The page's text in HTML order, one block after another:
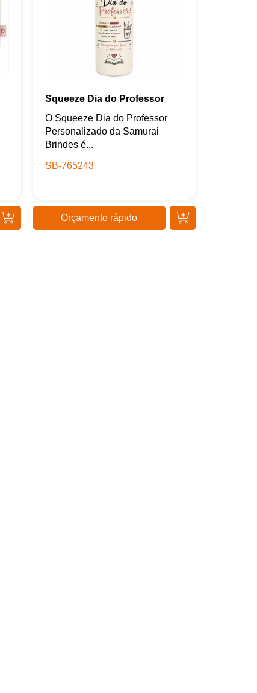
Squeeze Dia do Professor
O Squeeze Dia do Professor
Personalizado da Samurai
Brindes é...
SB-765243
Orçamento rápido